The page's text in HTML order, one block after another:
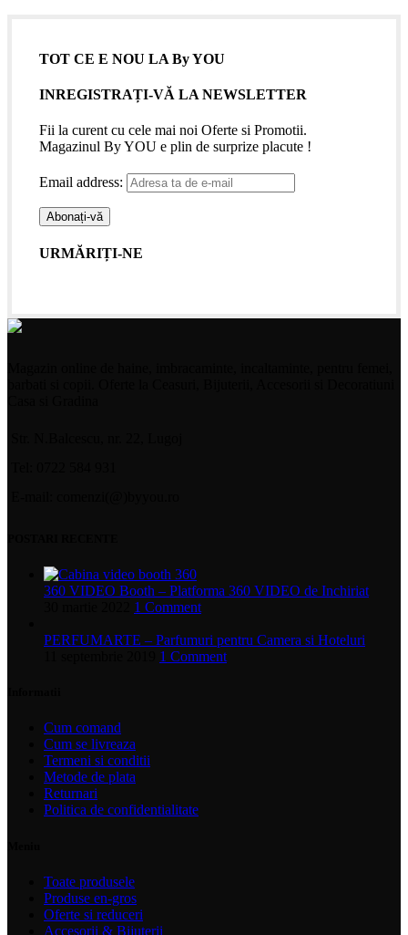
TOT CE E NOU LA By YOU
INREGISTRAȚI-VĂ LA NEWSLETTER
Fii la curent cu cele mai noi Oferte si Promotii.
Magazinul By YOU e plin de surprize placute !
Email address:
URMĂRIȚI-NE
360 VIDEO Booth – Platforma 360 VIDEO de Inchiriat
1 Comment
PERFUMARTE – Parfumuri pentru Camera si Hoteluri
1 Comment
Cum comand
Cum se livreaza
Termeni si conditii
Metode de plata
Returnari
Politica de confidentialitate
Toate produsele
Produse en-gros
Oferte si reduceri
Accesorii & Bijuterii